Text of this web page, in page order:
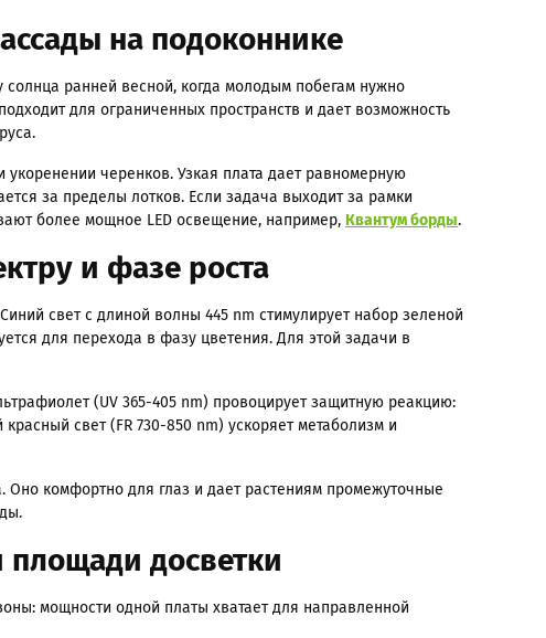
на подоконнике
ранней весной, когда молодым побегам нужно
для ограниченных пространств и дает возможность
черенков. Узкая плата дает равномерную
за пределы лотков. Если задача выходит за рамки
более мощное LED освещение, например, Квантум борды.
и фазе роста
свет с длиной волны 445 nm стимулирует набор зеленой
для перехода в фазу цветения. Для этой задачи в
(UV 365-405 nm) провоцирует защитную реакцию:
свет (FR 730-850 nm) ускоряет метаболизм и
Оно комфортно для глаз и дает растениям промежуточные
досветки
мощности одной платы хватает для направленной